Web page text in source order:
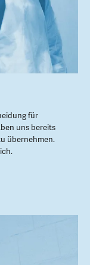
für
uns bereits
übernehmen.